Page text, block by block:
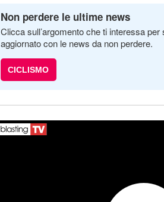
Non perdere le ultime news
Clicca sull’argomento che ti interessa
aggiornato con le news da non perdere.
CICLISMO